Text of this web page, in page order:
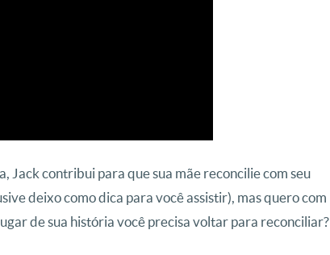
Jack contribui para que sua mãe reconcilie com seu
deixo como dica para você assistir), mas quero com
de sua história você precisa voltar para reconciliar?